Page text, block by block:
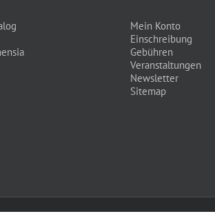
Mein Konto
Einschreibung
Gebühren
Veranstaltungen
Newsletter
Sitemap